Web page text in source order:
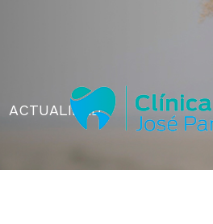
ACTUALIDAD